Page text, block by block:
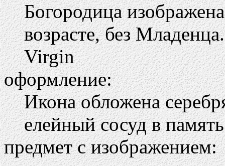
Богородица
возрасте, без Младенца.
Virgin
оформление:
Икона обложена
елейный сосуд в
предмет с изображением: